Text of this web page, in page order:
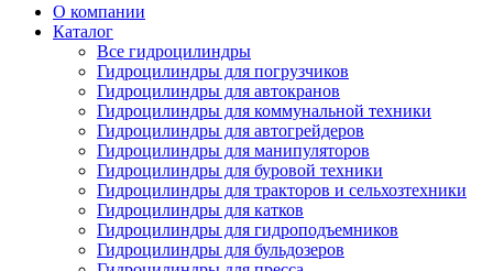
О компании
Каталог
Все гидроцилиндры
Гидроцилиндры для погрузчиков
Гидроцилиндры для автокранов
Гидроцилиндры для коммунальной техники
Гидроцилиндры для автогрейдеров
Гидроцилиндры для манипуляторов
Гидроцилиндры для буровой техники
Гидроцилиндры для тракторов и сельхозтехники
Гидроцилиндры для катков
Гидроцилиндры для гидроподъемников
Гидроцилиндры для бульдозеров